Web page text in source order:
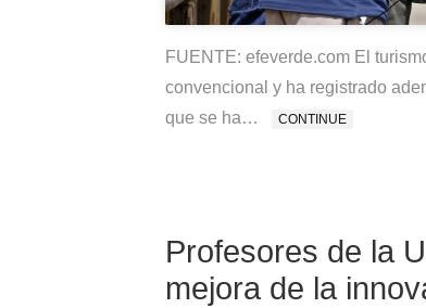
FUENTE: efeverde.com El
convencional y ha registrado
que se ha…
CONTINUE
Profesores de la
mejora de la